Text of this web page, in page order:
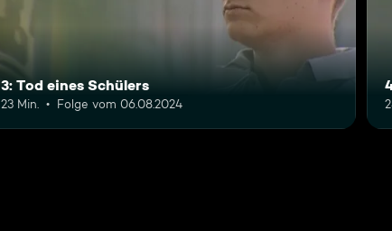
3: Tod eines Schülers
23 Min. Folge vom 06.08.2024